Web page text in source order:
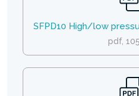
SFPD10 High/low
pdf,